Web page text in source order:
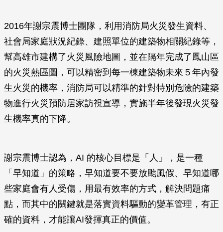
2016年謝宗震博士團隊，利用消防局火災發生資料、
社會局家庭狀況紀錄、建照單位的建築物相關紀錄等，
幫高雄市建構了火災風險地圖，並在隔年完成了鳳山區
的火災熱區圖，可以精密到每一棟建築物未來５年內發
生火災的機率，消防局可以精準的針對特別危險的建築
物進行火災預防居家訪視宣導，實施半年後發現火災發
生機率真的下降。
謝宗震博士認為，AI 的核心目標是「人」，是一種
「早知道」的策略，早知道要不要放颱風假、早知道哪
些家庭會有人受傷，用最有效率的方式，解決問題痛
點，而其中的關鍵就是落實資料驅動的變革管理，有正
確的資料，才能讓AI發揮真正的價值。